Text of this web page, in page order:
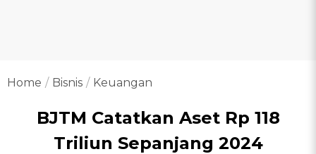
Home Bisnis Keuangan
BJTM Catatkan Aset Rp 118
Triliun Sepanjang 2024